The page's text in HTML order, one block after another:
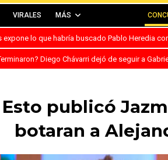
VIRALES MÁS
expone lo que habría buscado Pablo Heredia
Diego Chávarri dejó de seguir a
Esto publicó
botaran a